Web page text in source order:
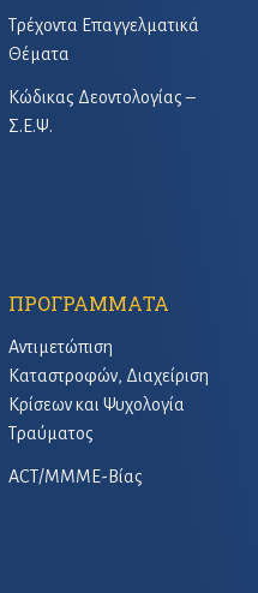
Τρέχοντα Επαγγελματικά
Θέματα
Κώδικας Δεοντολογίας –
Σ.Ε.Ψ.
ΠΡΟΓΡΑΜΜΑΤΑ
Αντιμετώπιση
Καταστροφών, Διαχείριση
Κρίσεων και Ψυχολογία
Τραύματος
ACT/ΜΜΜΕ-Βίας